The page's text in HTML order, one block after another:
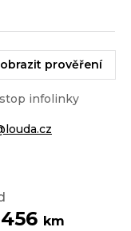
km
prověření
infolinky